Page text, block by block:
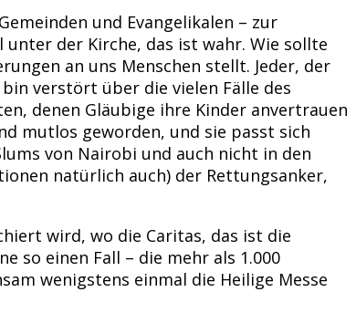
und Evangelikalen – zur
der Kirche, das ist wahr. Wie sollte
an uns Menschen stellt. Jeder, der
verstört über die vielen Fälle des
denen Gläubige ihre Kinder anvertrauen
mutlos geworden, und sie passt sich
von Nairobi und auch nicht in den
natürlich auch) der Rettungsanker,
wird, wo die Caritas, das ist die
so einen Fall – die mehr als 1.000
wenigstens einmal die Heilige Messe